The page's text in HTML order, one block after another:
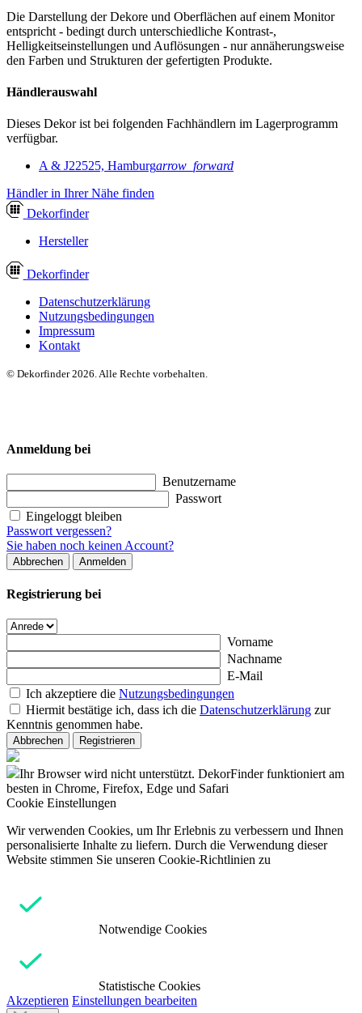
Die Darstellung der Dekore und Oberflächen auf einem Monitor
entspricht - bedingt durch unterschiedliche Kontrast-,
Helligkeitseinstellungen und Auflösungen - nur annäherungsweise
den Farben und Strukturen der gefertigten Produkte.
Händlerauswahl
Dieses Dekor ist bei folgenden Fachhändlern im Lagerprogramm
verfügbar.
A & J22525, Hamburgarrow_forward
Händler in Ihrer Nähe finden
Dekorfinder
Hersteller
Dekorfinder
Datenschutzerklärung
Nutzungsbedingungen
Impressum
Kontakt
© Dekorfinder 2026. Alle Rechte vorbehalten.
Anmeldung bei
Benutzername
Passwort
Eingeloggt bleiben
Passwort vergessen?
Sie haben noch keinen Account?
Abbrechen Anmelden
Registrierung bei
Vorname
Nachname
E-Mail
Ich akzeptiere die Nutzungsbedingungen
Hiermit bestätige ich, dass ich die Datenschutzerklärung zur
Kenntnis genommen habe.
Abbrechen Registrieren
Ihr Browser wird nicht unterstützt. DekorFinder funktioniert am
besten in Chrome, Firefox, Edge und Safari
Cookie Einstellungen
Wir verwenden Cookies, um Ihr Erlebnis zu verbessern und Ihnen
personalisierte Inhalte zu liefern. Durch die Verwendung dieser
Website stimmen Sie unseren Cookie-Richtlinien zu
Notwendige Cookies
Statistische Cookies
Akzeptieren Einstellungen bearbeiten